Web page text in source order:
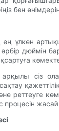
бен
ең үлкен
әрбір
сіз
реттеуге
процесін